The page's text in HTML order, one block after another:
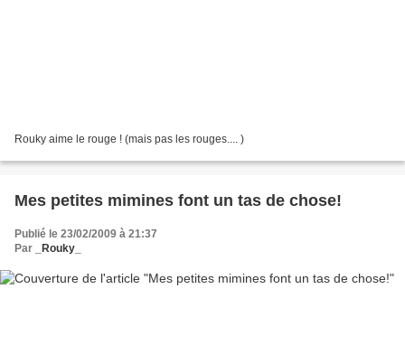
Rouky aime le rouge ! (mais pas les rouges.... )
Mes petites mimines font un tas de chose!
Publié le 23/02/2009 à 21:37
Par
_Rouky_